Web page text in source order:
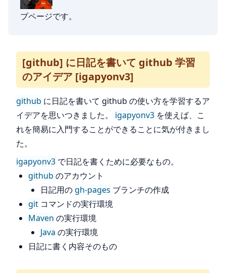
ブページです。
[github] に日記を書いて github 学習
のアイデア [igapyonv3]
github に日記を書いて github の使い方を学習するア
イデアを思いつきました。 igapyonv3 を使えば、こ
れを簡易に入門することができることに気が付きまし
た。
igapyonv3 で日記を書くために必要なもの。
github のアカウント
日記用のgh-pages ブランチの作成
git コマンドの実行環境
Maven の実行環境
Java の実行環境
日記に書く内容そのもの